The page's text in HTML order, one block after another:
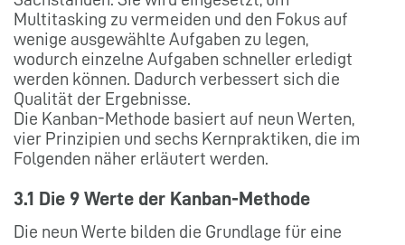
Multitasking zu vermeiden und den Fokus auf
wenige ausgewählte Aufgaben zu legen,
wodurch einzelne Aufgaben schneller erledigt
werden können. Dadurch verbessert sich die
Qualität der Ergebnisse.
Die Kanban-Methode basiert auf neun Werten,
vier Prinzipien und sechs Kernpraktiken, die im
Folgenden näher erläutert werden.
3.1 Die 9 Werte der Kanban-Methode
Die neun Werte bilden die Grundlage für eine